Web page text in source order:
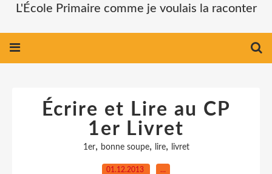
L'École Primaire comme je voulais la raconter
Écrire et Lire au CP
1er Livret
1er, bonne soupe, lire, livret
01.12.2013 …